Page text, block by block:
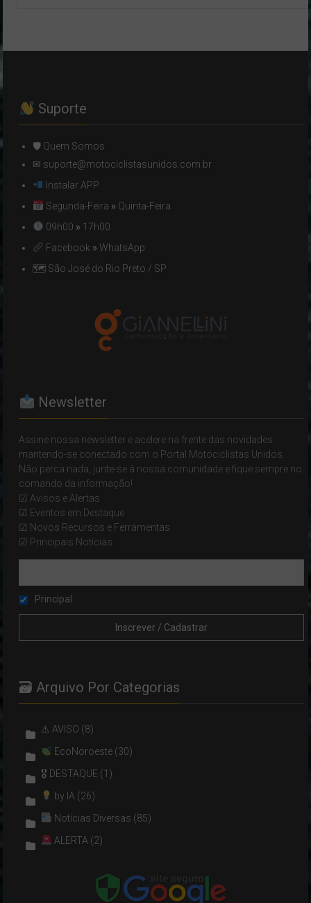
Suporte
🛡 Quem Somos
✉ suporte@motociclistasunidos.com.br
Instalar APP
Segunda-Feira » Quinta-Feira
09h00 » 17h00
Facebook » WhatsApp
🗺 São José do Rio Preto / SP
Newsletter
Assine nossa newsletter e acelere na frente das novidades
mantendo-se conectado com o Portal Motociclistas Unidos.
Não perca nada, junte-se à nossa comunidade e fique sempre no
comando da informação!
☑ Avisos e Alertas
☑ Eventos em Destaque
☑ Novos Recursos e Ferramentas
☑ Principais Notícias
Principal
🗃 Arquivo Por Categorias
⚠ AVISO (8)
EcoNoroeste (30)
🎖 DESTAQUE (1)
by IA (26)
Notícias Diversas (85)
ALERTA (2)